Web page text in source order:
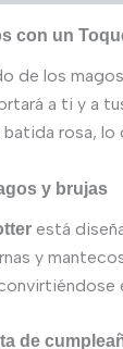
con un
de los
a ti y a
rosa,
y brujas
está
y
de